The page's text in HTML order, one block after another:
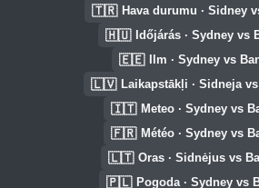
🇹🇷 Hava durumu · Sidney
🇭🇺 Időjárás · Sydney vs
🇪🇪 Ilm · Sydney vs
🇱🇻 Laikapstākļi · Sidneja
🇮🇹 Meteo · Sydney vs
🇫🇷 Météo · Sydney vs
🇱🇹 Oras · Sidnėjus vs
🇵🇱 Pogoda · Sydney vs